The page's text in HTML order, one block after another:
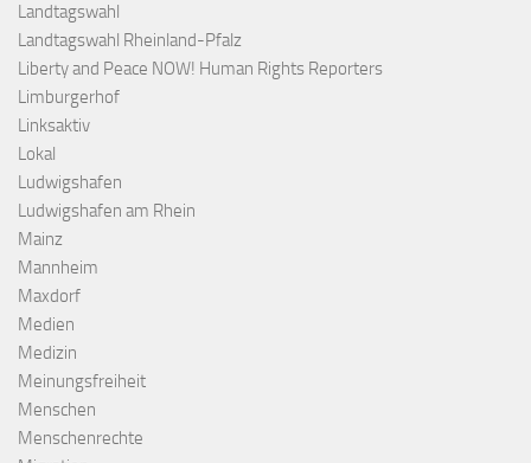
Landtagswahl
Landtagswahl Rheinland-Pfalz
Liberty and Peace NOW! Human Rights Reporters
Limburgerhof
Linksaktiv
Lokal
Ludwigshafen
Ludwigshafen am Rhein
Mainz
Mannheim
Maxdorf
Medien
Medizin
Meinungsfreiheit
Menschen
Menschenrechte